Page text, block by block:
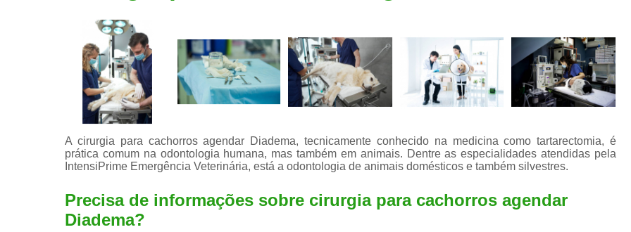
Consulta de
Consulta Médica
Consulta Médica Veterinária para
Consulta para
Consulta para Animais Silvestres São
Consulta para Silvestres
Exame de Endoscopia Veterinária
A cirurgia para cachorros agendar Diadema, tecnicamente conhecido na medicina como tartarectomia, é
prática comum na odontologia humana, mas também em animais. Dentre as especialidades atendidas pela
IntensiPrime Emergência Veterinária, está a odontologia de animais domésticos e também silvestres.
Precisa de informações sobre cirurgia para cachorros agendar
Diadema?